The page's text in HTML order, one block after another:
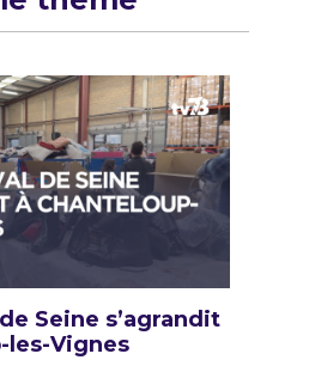
Seine s’agrandit
les-Vignes